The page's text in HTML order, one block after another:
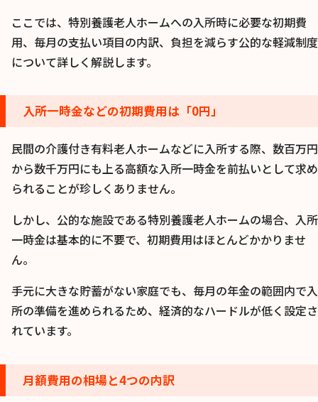
ここでは、特別養護老人ホームへの入所時に必要な初期費
用、毎月の支払い項目の内訳、負担を減らす公的な軽減制度
について詳しく解説します。
入所一時金などの初期費用は「0円」
民間の介護付き有料老人ホームなどに入所する際、数百万円
から数千万円にも上る高額な入所一時金を前払いとして求め
られることが珍しくありません。
しかし、公的な施設である特別養護老人ホームの場合、入所
一時金は基本的に不要で、初期費用はほとんどかかりませ
ん。
手元に大きな貯蓄がない家庭でも、毎月の年金の範囲内で入
所の準備を進められるため、経済的なハードルが低く設定さ
れています。
月額費用の相場と4つの内訳